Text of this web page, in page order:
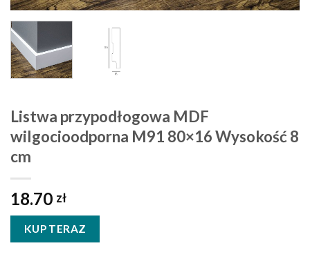
Listwa przypodłogowa MDF
wilgocioodporna M91 80×16 Wysokość 8
cm
18.70 zł
KUP TERAZ